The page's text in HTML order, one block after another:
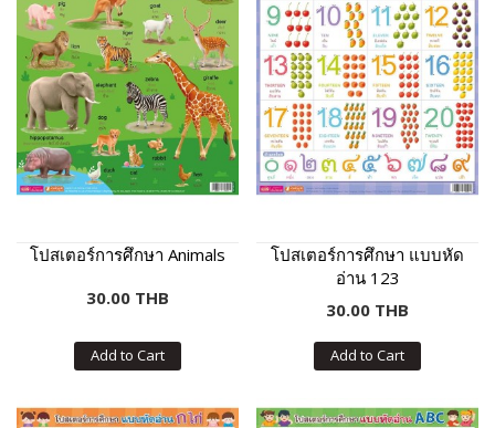
โปสเตอร์การศึกษา Animals
30.00 THB
Add to Cart
โปสเตอร์การศึกษา แบบหัด
อ่าน 123
30.00 THB
Add to Cart